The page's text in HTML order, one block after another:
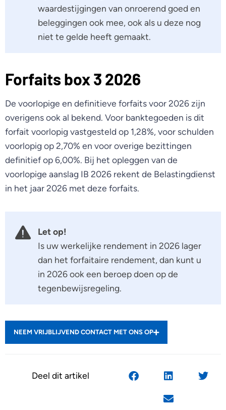
waardestijgingen van onroerend goed en
beleggingen ook mee, ook als u deze nog
niet te gelde heeft gemaakt.
Forfaits box 3 2026
De voorlopige en definitieve forfaits voor 2026 zijn
overigens ook al bekend. Voor banktegoeden is dit
forfait voorlopig vastgesteld op 1,28%, voor schulden
voorlopig op 2,70% en voor overige bezittingen
definitief op 6,00%. Bij het opleggen van de
voorlopige aanslag IB 2026 rekent de Belastingdienst
in het jaar 2026 met deze forfaits.
Let op!
Is uw werkelijke rendement in 2026 lager
dan het forfaitaire rendement, dan kunt u
in 2026 ook een beroep doen op de
tegenbewijsregeling.
NEEM VRIJBLIJVEND CONTACT MET ONS OP
Deel dit artikel